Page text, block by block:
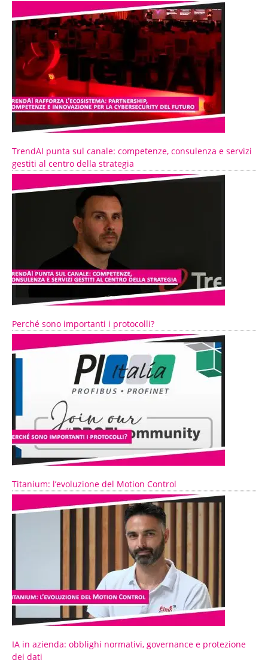
TrendAI punta sul canale: competenze, consulenza e servizi
gestiti al centro della strategia
Perché sono importanti i protocolli?
Titanium: l’evoluzione del Motion Control
IA in azienda: obblighi normativi, governance e protezione
dei dati